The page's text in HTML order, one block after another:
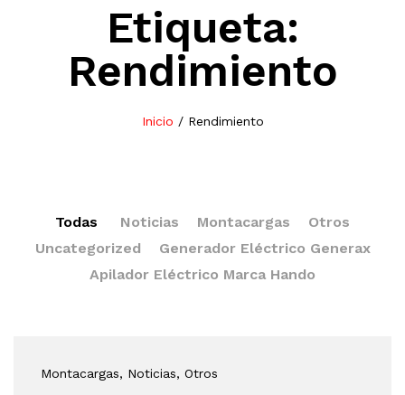
Etiqueta:
Rendimiento
Inicio / Rendimiento
Todas Noticias Montacargas
Otros
Uncategorized
Generador Eléctrico Generax
Apilador Eléctrico Marca Hando
Montacargas, Noticias, Otros